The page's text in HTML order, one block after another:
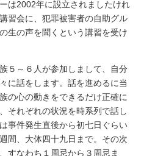
は2002年に設立されましたけれ
習会に、犯罪被害者の自助グル
生の声を聞くという講習を受け
５～６人が参加しまして、自分
に話をします。話を進めるに当
の心の動きをできるだけ正確に
それぞれの状況を時系列で話し
事件発生直後から初七日ぐらい
間、大体四十九日まで。その次
すなわち１周忌から３周忌ま